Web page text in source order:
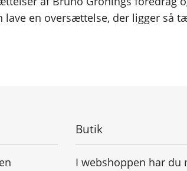
en oversættelse, der ligger så
Butik
I webshoppen har du